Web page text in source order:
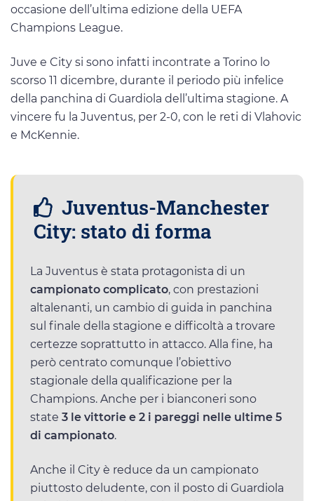
occasione dell’ultima edizione della UEFA
Champions League.
Juve e City si sono infatti incontrate a Torino lo
scorso 11 dicembre, durante il periodo più infelice
della panchina di Guardiola dell’ultima stagione. A
vincere fu la Juventus, per 2-0, con le reti di Vlahovic
e McKennie.
Juventus-Manchester
City: stato di forma
La Juventus è stata protagonista di un
campionato complicato, con prestazioni
altalenanti, un cambio di guida in panchina
sul finale della stagione e difficoltà a trovare
certezze soprattutto in attacco. Alla fine, ha
però centrato comunque l’obiettivo
stagionale della qualificazione per la
Champions. Anche per i bianconeri sono
state 3 le vittorie e 2 i pareggi nelle ultime 5
di campionato.
Anche il City è reduce da un campionato
piuttosto deludente, con il posto di Guardiola